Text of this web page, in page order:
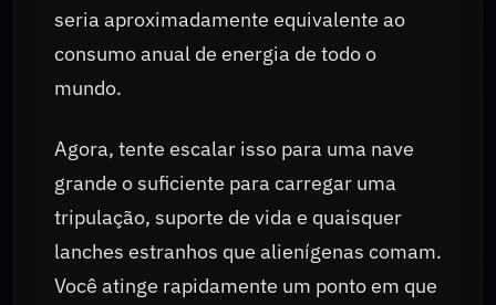
seria aproximadamente equivalente ao
consumo anual de energia de todo o
mundo.
Agora, tente escalar isso para uma nave
grande o suficiente para carregar uma
tripulação, suporte de vida e quaisquer
lanches estranhos que alienígenas comam.
Você atinge rapidamente um ponto em que